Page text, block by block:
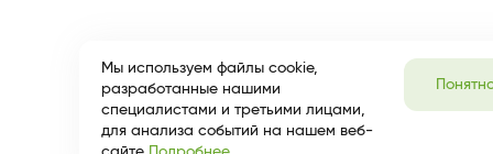
Мы используем файлы cookie,
разработанные нашими
специалистами и третьими лицами,
для анализа событий на нашем веб-